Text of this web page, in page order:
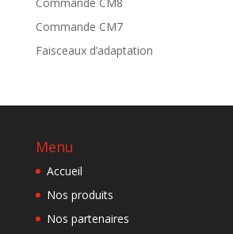
Commande CM7
Faisceaux d’adaptation
Menu
Accueil
Nos produits
Nos partenaires